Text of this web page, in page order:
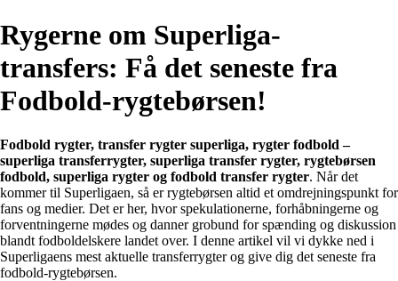
Rygerne om Superliga-
transfers: Få det seneste fra
Fodbold-rygtebørsen!
Fodbold rygter, transfer rygter superliga, rygter fodbold –
superliga transferrygter, superliga transfer rygter, rygtebørsen
fodbold, superliga rygter og fodbold transfer rygter. Når det
kommer til Superligaen, så er rygtebørsen altid et omdrejningspunkt for
fans og medier. Det er her, hvor spekulationerne, forhåbningerne og
forventningerne mødes og danner grobund for spænding og diskussion
blandt fodboldelskere landet over. I denne artikel vil vi dykke ned i
Superligaens mest aktuelle transferrygter og give dig det seneste fra
fodbold-rygtebørsen.